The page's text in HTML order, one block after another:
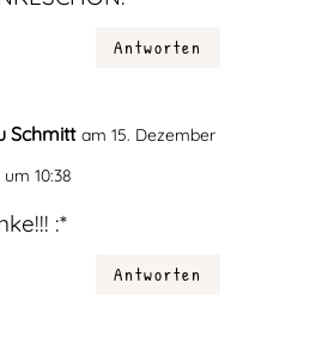
Antworten
Schmitt am 15. Dezember
um 10:38
:*
Antworten